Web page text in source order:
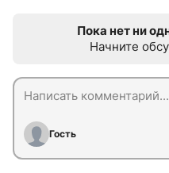
Пока нет ни
Начните
Гость